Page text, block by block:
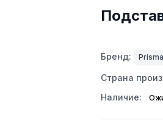
Бренд:
Страна
Наличие: